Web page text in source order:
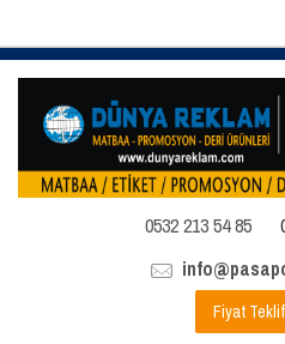
0532 213 54 85
Fiyat